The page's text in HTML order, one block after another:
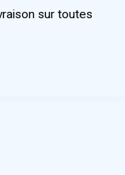
sur toutes